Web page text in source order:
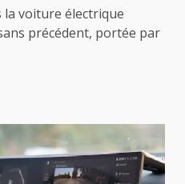
la voiture électrique
précédent, portée par